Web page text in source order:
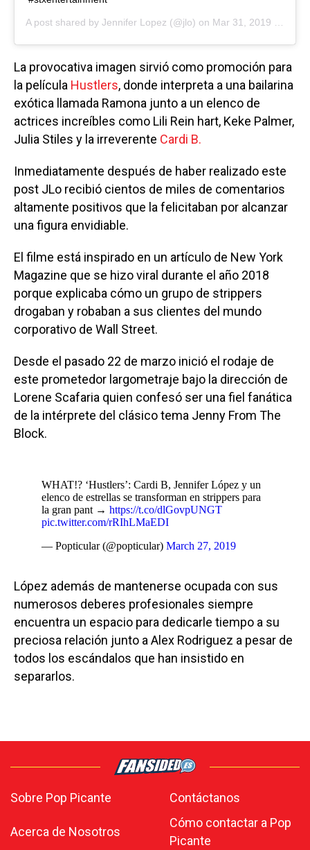
A post shared by Jennifer Lopez (@jlo) on Mar 31, 2019 at 5:03am PDT
La provocativa imagen sirvió como promoción para
la película Hustlers, donde interpreta a una bailarina
exótica llamada Ramona junto a un elenco de
actrices increíbles como Lili Rein hart, Keke Palmer,
Julia Stiles y la irreverente Cardi B.
Inmediatamente después de haber realizado este
post JLo recibió cientos de miles de comentarios
altamente positivos que la felicitaban por alcanzar
una figura envidiable.
El filme está inspirado en un artículo de New York
Magazine que se hizo viral durante el año 2018
porque explicaba cómo un grupo de strippers
drogaban y robaban a sus clientes del mundo
corporativo de Wall Street.
Desde el pasado 22 de marzo inició el rodaje de
este prometedor largometraje bajo la dirección de
Lorene Scafaria quien confesó ser una fiel fanática
de la intérprete del clásico tema Jenny From The
Block.
WHAT!? ‘Hustlers’: Cardi B, Jennifer López y un
elenco de estrellas se transforman en strippers para
la gran pant → https://t.co/dlGovpUNGT
pic.twitter.com/rRIhLMaEDI
— Popticular (@popticular) March 27, 2019
López además de mantenerse ocupada con sus
numerosos deberes profesionales siempre
encuentra un espacio para dedicarle tiempo a su
preciosa relación junto a Alex Rodriguez a pesar de
todos los escándalos que han insistido en
separarlos.
Sobre Pop Picante Contáctanos
Acerca de Nosotros
Cómo contactar a Pop
Picante